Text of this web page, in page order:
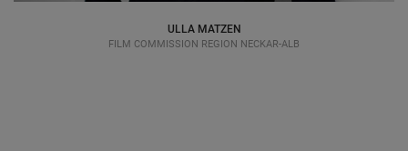
ULLA MATZEN
FILM COMMISSION REGION NECKAR-ALB